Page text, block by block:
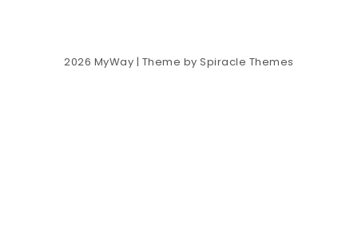
2026 MyWay | Theme bySpiracle Themes